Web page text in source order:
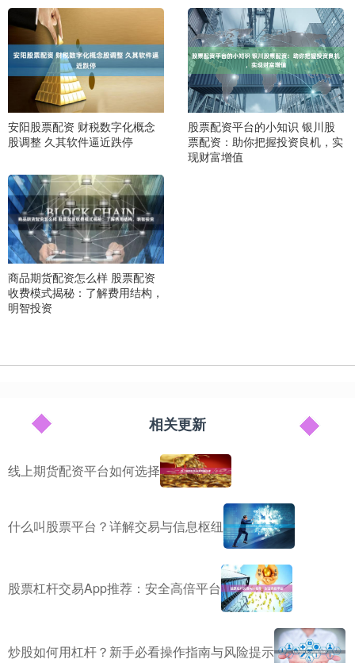
安阳股票配资 财税数字化概念
股调整 久其软件逼近跌停
股票配资平台的小知识 银川股
票配资：助你把握投资良机，实
现财富增值
商品期货配资怎么样 股票配资
收费模式揭秘：了解费用结构，
明智投资
相关更新
线上期货配资平台如何选择
什么叫股票平台？详解交易与信息枢纽
股票杠杆交易App推荐：安全高倍平台
炒股如何用杠杆？新手必看操作指南与风险提示